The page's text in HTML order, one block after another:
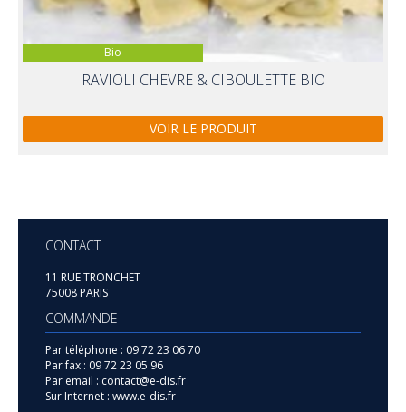
Bio
RAVIOLI CHEVRE & CIBOULETTE BIO
VOIR LE PRODUIT
CONTACT
11 RUE TRONCHET
75008 PARIS
COMMANDE
Par téléphone : 09 72 23 06 70
Par fax : 09 72 23 05 96
Par email : contact@e-dis.fr
Sur Internet : www.e-dis.fr